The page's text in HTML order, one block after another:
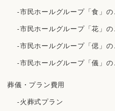
-市民ホールグループ「食」の
-市民ホールグループ「花」の
-市民ホールグループ「偲」の
-市民ホールグループ「儀」の
葬儀・プラン費用
-火葬式プラン